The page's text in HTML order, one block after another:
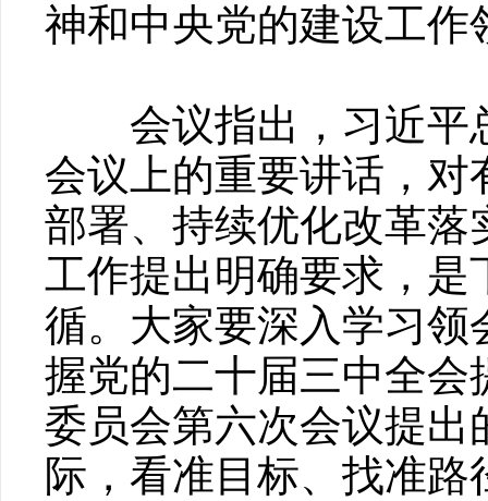
神和中央党的建设工作
会议指出，习近平
会议上的重要讲话，
部署、持续优化改革
工作提出明确要求，
循。大家要深入学习
握党的二十届三中全
委员会第六次会议提
际，看准目标、找准